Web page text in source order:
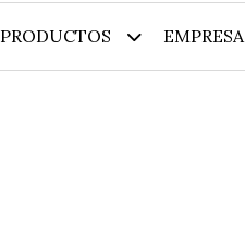
PRODUCTOS EMPRESA